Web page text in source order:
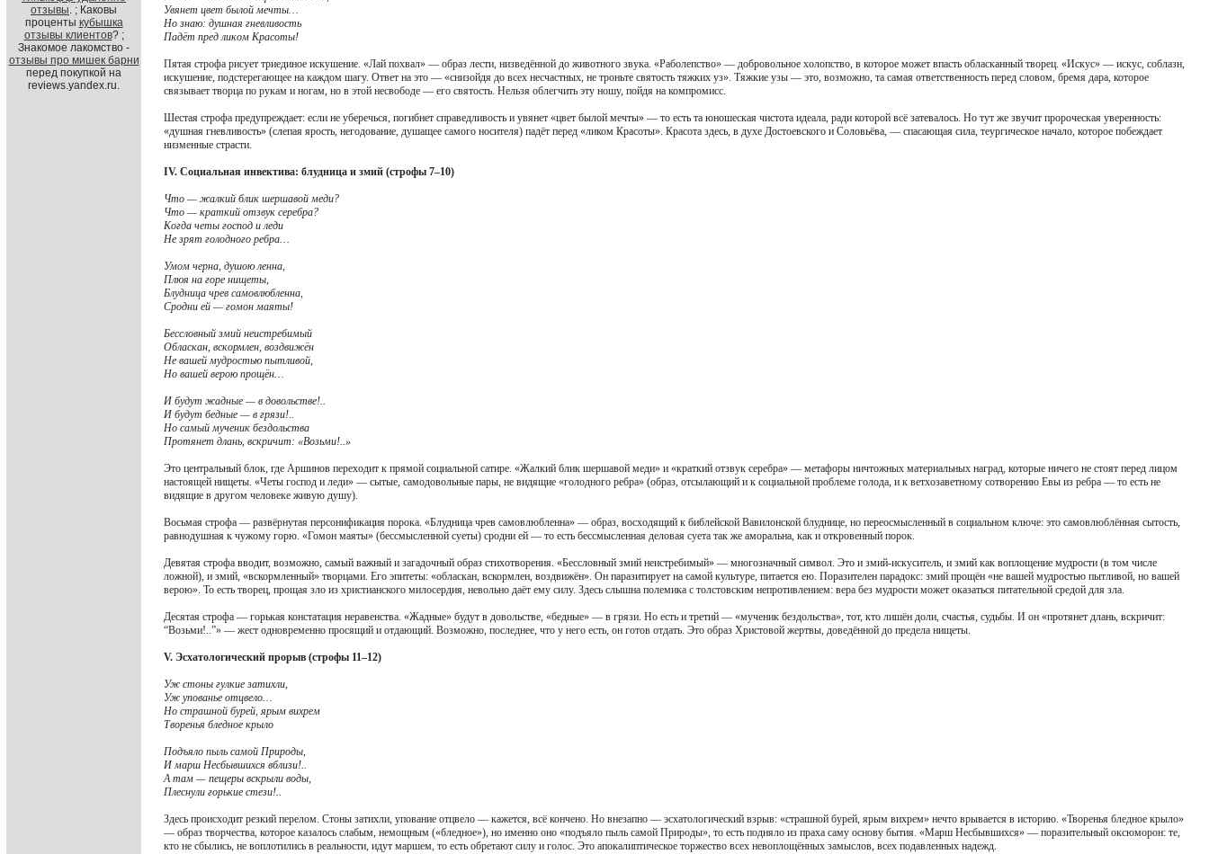
отзывы. ; Каковы
проценты кубышка
отзывы клиентов? ;
Знакомое лакомство -
отзывы про мишек барни
перед покупкой на
reviews.yandex.ru.
Увянет цвет былой мечты…
Но знаю: душная гневливость
Падёт пред ликом Красоты!
Пятая строфа рисует триединое искушение. «Лай похвал» — образ лести, низведённой до животного звука. «Раболепство» — добровольное холопство, в которое может впасть обласканный творец. «Искус» — искус, соблазн,
искушение, подстерегающее на каждом шагу. Ответ на это — «снизойдя до всех несчастных, не троньте святость тяжких уз». Тяжкие узы — это, возможно, та самая ответственность перед словом, бремя дара, которое
связывает творца по рукам и ногам, но в этой несвободе — его святость. Нельзя облегчить эту ношу, пойдя на компромисс.
Шестая строфа предупреждает: если не уберечься, погибнет справедливость и увянет «цвет былой мечты» — то есть та юношеская чистота идеала, ради которой всё затевалось. Но тут же звучит пророческая уверенность:
«душная гневливость» (слепая ярость, негодование, душащее самого носителя) падёт перед «ликом Красоты». Красота здесь, в духе Достоевского и Соловьёва, — спасающая сила, теургическое начало, которое побеждает
низменные страсти.
IV. Социальная инвектива: блудница и змий (строфы 7–10)
Что — жалкий блик шершавой меди?
Что — краткий отзвук серебра?
Когда четы господ и леди
Не зрят голодного ребра…
Умом черна, душою ленна,
Плюя на горе нищеты,
Блудница чрев самовлюбленна,
Сродни ей — гомон маяты!
Бессловный змий неистребимый
Обласкан, вскормлен, воздвижён
Не вашей мудростью пытливой,
Но вашей верою прощён…
И будут жадные — в довольстве!..
И будут бедные — в грязи!..
Но самый мученик бездольства
Протянет длань, вскричит: «Возьми!..»
Это центральный блок, где Аршинов переходит к прямой социальной сатире. «Жалкий блик шершавой меди» и «краткий отзвук серебра» — метафоры ничтожных материальных наград, которые ничего не стоят перед лицом
настоящей нищеты. «Четы господ и леди» — сытые, самодовольные пары, не видящие «голодного ребра» (образ, отсылающий и к социальной проблеме голода, и к ветхозаветному сотворению Евы из ребра — то есть не
видящие в другом человеке живую душу).
Восьмая строфа — развёрнутая персонификация порока. «Блудница чрев самовлюбленна» — образ, восходящий к библейской Вавилонской блуднице, но переосмысленный в социальном ключе: это самовлюблённая сытость,
равнодушная к чужому горю. «Гомон маяты» (бессмысленной суеты) сродни ей — то есть бессмысленная деловая суета так же аморальна, как и откровенный порок.
Девятая строфа вводит, возможно, самый важный и загадочный образ стихотворения. «Бессловный змий неистребимый» — многозначный символ. Это и змий-искуситель, и змий как воплощение мудрости (в том числе
ложной), и змий, «вскормленный» творцами. Его эпитеты: «обласкан, вскормлен, воздвижён». Он паразитирует на самой культуре, питается ею. Поразителен парадокс: змий прощён «не вашей мудростью пытливой, но вашей
верою». То есть творец, прощая зло из христианского милосердия, невольно даёт ему силу. Здесь слышна полемика с толстовским непротивлением: вера без мудрости может оказаться питательной средой для зла.
Десятая строфа — горькая констатация неравенства. «Жадные» будут в довольстве, «бедные» — в грязи. Но есть и третий — «мученик бездольства», тот, кто лишён доли, счастья, судьбы. И он «протянет длань, вскричит:
“Возьми!..”» — жест одновременно просящий и отдающий. Возможно, последнее, что у него есть, он готов отдать. Это образ Христовой жертвы, доведённой до предела нищеты.
V. Эсхатологический прорыв (строфы 11–12)
Уж стоны гулкие затихли,
Уж упованье отцвело…
Но страшной бурей, ярым вихрем
Творенья бледное крыло
Подъяло пыль самой Природы,
И марш Несбывшихся вблизи!..
А там — пещеры вскрыли воды,
Плеснули горькие стези!..
Здесь происходит резкий перелом. Стоны затихли, упование отцвело — кажется, всё кончено. Но внезапно — эсхатологический взрыв: «страшной бурей, ярым вихрем» нечто врывается в историю. «Творенья бледное крыло»
— образ творчества, которое казалось слабым, немощным («бледное»), но именно оно «подъяло пыль самой Природы», то есть подняло из праха саму основу бытия. «Марш Несбывшихся» — поразительный оксюморон: те,
кто не сбылись, не воплотились в реальности, идут маршем, то есть обретают силу и голос. Это апокалиптическое торжество всех невоплощённых замыслов, всех подавленных надежд.